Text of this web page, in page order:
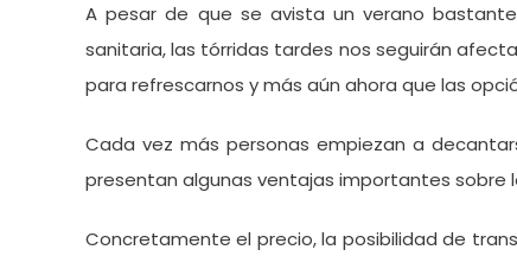
A pesar de que se avista un verano
sanitaria, las tórridas tardes nos seguirán
para refrescarnos y más aún ahora que las
Cada vez más personas empiezan a
presentan algunas ventajas importantes sobre
Concretamente el precio, la posibilidad de